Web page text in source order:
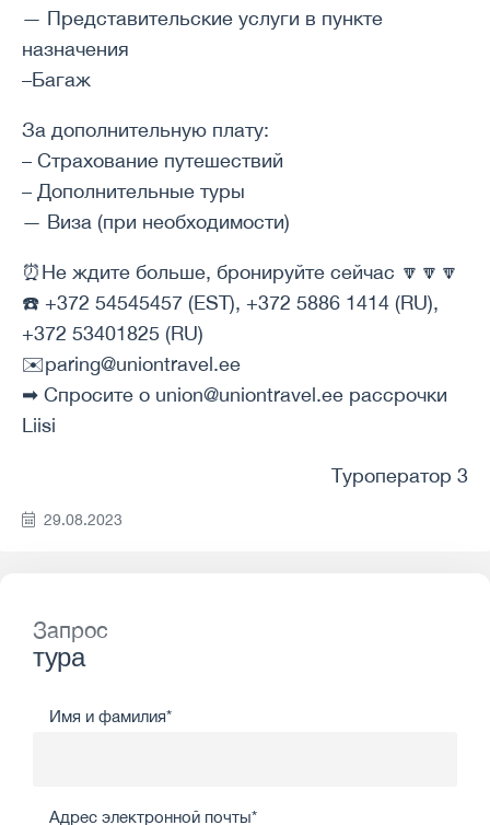
— Представительские услуги в пункте
назначения
–Багаж
За дополнительную плату:
– Страхование путешествий
– Дополнительные туры
— Виза (при необходимости)
⏰Не ждите больше, бронируйте сейчас 🔽🔽🔽
☎️ +372 54545457 (EST), +372 5886 1414 (RU),
+372 53401825 (RU)
✉️paring@uniontravel.ee
➡ Спросите о union@uniontravel.ee рассрочки
Liisi
Туроператор 3
29.08.2023
Запрос
тура
Имя и фамилия*
Адрес электронной почты*